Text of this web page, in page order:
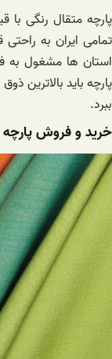
پارچه متقال رنگی
تمامی ایران به
استان ها مشغول به
پارچه باید بالاترین
ببرد.
خرید و فروش